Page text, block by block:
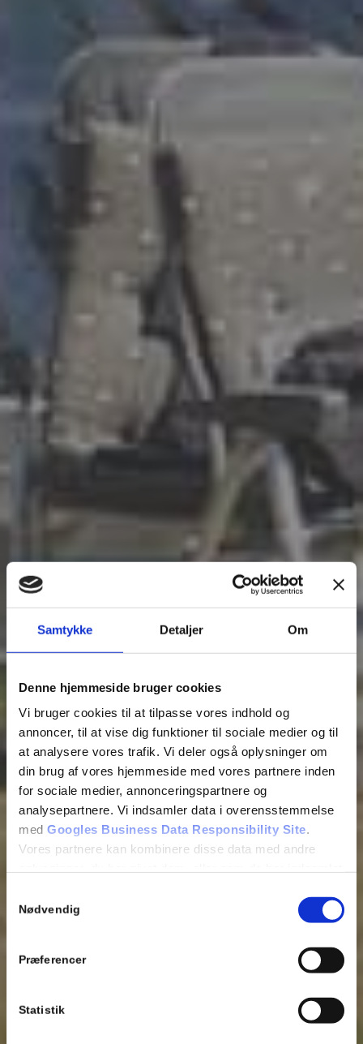
Samtykke Detaljer Om
Denne hjemmeside bruger cookies
Vi bruger cookies til at tilpasse vores indhold og
annoncer, til at vise dig funktioner til sociale medier og til
at analysere vores trafik. Vi deler også oplysninger om
din brug af vores hjemmeside med vores partnere inden
for sociale medier, annonceringspartnere og
analysepartnere. Vi indsamler data i overensstemmelse
med Googles Business Data Responsibility Site.
Vores partnere kan kombinere disse data med andre
Nødvendig
Præferencer
Statistik